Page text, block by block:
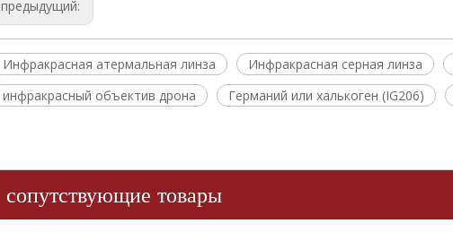
предыдущий:
Инфракрасная атермальная линза Инфракрасная серная линза
инфракрасный объектив дрона
Германий или халькоген (IG206)
сопутствующие товары